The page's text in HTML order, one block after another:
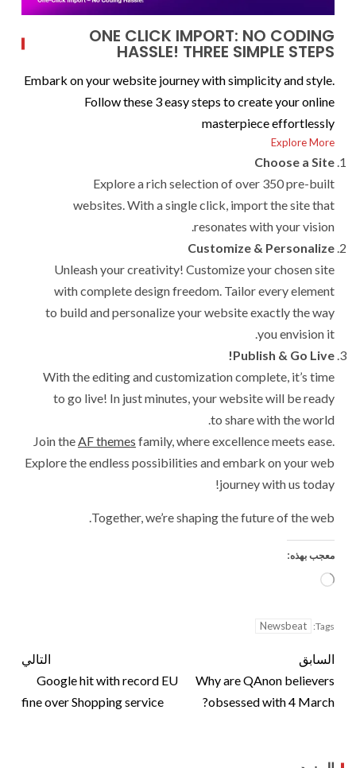
ONE CLICK IMPORT: NO CODING
HASSLE! THREE SIMPLE STEPS
Embark on your website journey with simplicity and style.
Follow these 3 easy steps to create your online
masterpiece effortlessly
Explore More
Choose a Site
Explore a rich selection of over 350 pre-built
websites. With a single click, import the site that
resonates with your vision.
Customize & Personalize
Unleash your creativity! Customize your chosen site
with complete design freedom. Tailor every element
to build and personalize your website exactly the way
you envision it.
Publish & Go Live!
With the editing and customization complete, it’s time
to go live! In just minutes, your website will be ready
to share with the world.
Join theAF themes family, where excellence meets ease.
Explore the endless possibilities and embark on your web
journey with us today!
Together, we’re shaping the future of the web.
معجب بهذه:
Tags:
Newsbeat
السابق
Why are QAnon believers
obsessed with 4 March?
التالي
Google hit with record EU
fine over Shopping service